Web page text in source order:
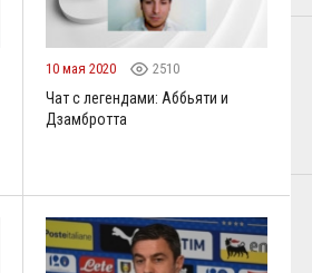
10 мая 2020 2510
Чат с легендами: Аббьяти и
Дзамбротта